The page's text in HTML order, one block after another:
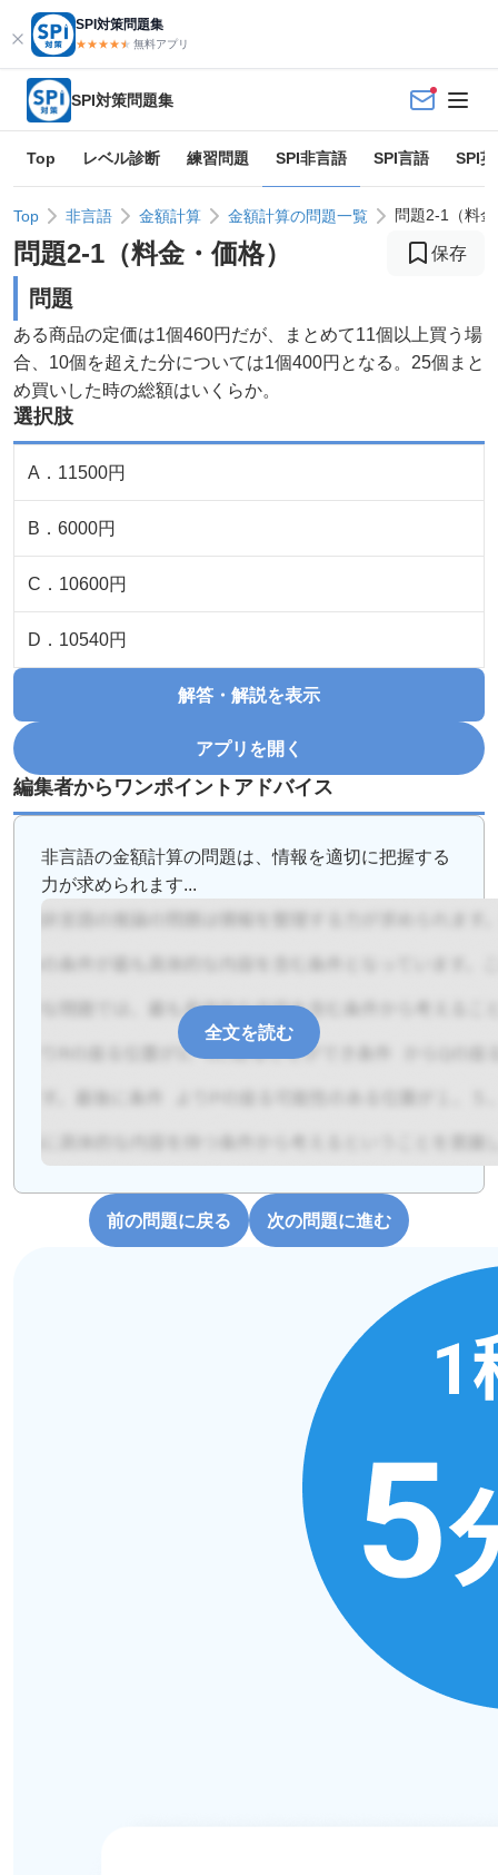
SPI対策問題集
★★★★★
★ 無料アプリ
SPI対策問題集
Top レベル診断 練習問題 SPI非言語 SPI言語 SPI
Top 非言語 金額計算 金額計算の問題一覧 問題2-1（料
問題2-1 （料金・価格） 保存
問題
ある商品の定価は1個460円だが、まとめて11個以上買う場
合、10個を超えた分については1個400円となる。25個まと
め買いした時の総額はいくらか。
選択肢
A ． 11500円
B ． 6000円
C ． 10600円
D ． 10540円
解答・解説を表示
アプリを開く
編集者からワンポイントアドバイス
非言語の金額計算の問題は、情報を適切に把握する
力が求められます...
全文を読む
前の問題に戻る 次の問題に進む